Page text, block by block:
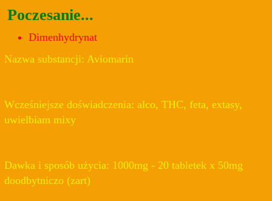
Poczesanie...
Dimenhydrynat
Nazwa substancji: Aviomarin
Wcześniejsze doświadczenia: alco, THC, feta, extasy,
uwielbiam mixy
Dawka i sposób użycia: 1000mg - 20 tabletek x 50mg
doodbytniczo (zart)